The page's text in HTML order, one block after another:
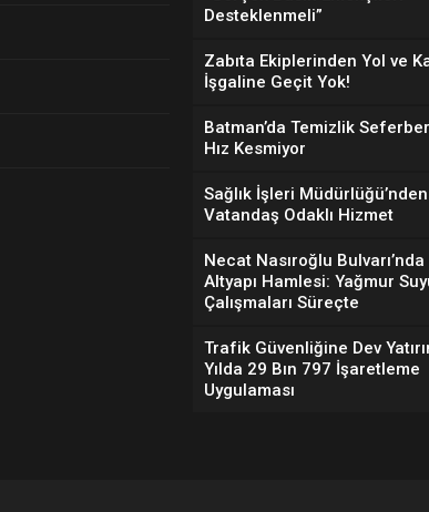
Desteklenmeli”
Zabıta Ekiplerinden Yol ve
İşgaline Geçit Yok!
Batman’da Temizlik
Hız Kesmiyor
Sağlık İşleri Müdürlüğü’nden
Vatandaş Odaklı Hizmet
Necat Nasıroğlu Bulvarı’nda
Altyapı Hamlesi: Yağmur
Çalışmaları Süreçte
Trafik Güvenliğine Dev
Yılda 29 Bın 797 İşaretleme
Uygulaması